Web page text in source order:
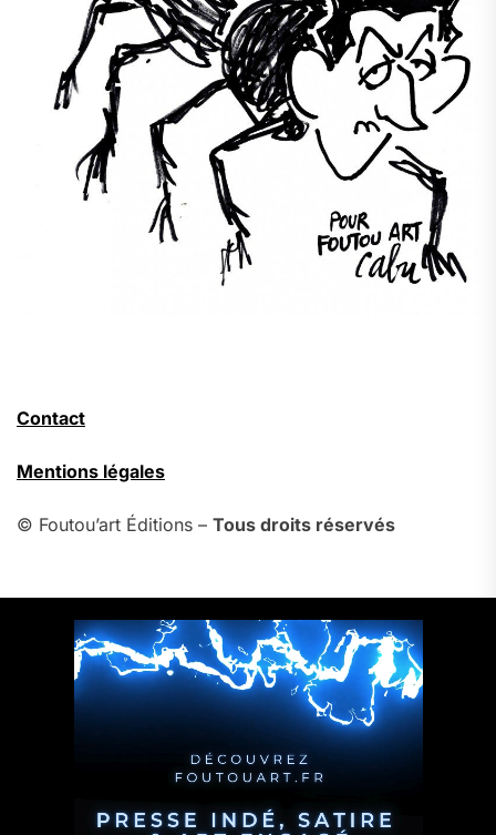
Contact
Mentions légales
© Foutou’art Éditions – Tous droits réservés